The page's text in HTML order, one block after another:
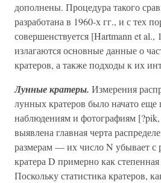
дополнены. Процедура такого
разработана в 1960-х гг., и с тех
совершенствуется [Hartmann et
излагаются основные данные о
кратеров, а также подходы к их
Лунные кратеры. Измерения
лунных кратеров было начато еще
наблюдениям и фотографиям
выявлена главная черта
размерам — их число N убывает с
кратера D примерно как
Поскольку статистика кратеров,